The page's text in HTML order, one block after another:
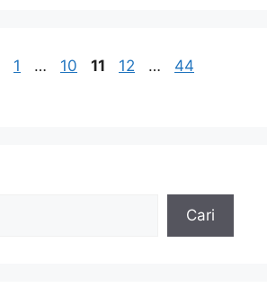
Halaman
1 … Halaman
10 Halaman
11 Halaman
12 … Halaman
44
Cari